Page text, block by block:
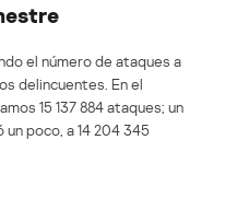
el número de ataques a
delincuentes. En el
15 137 884 ataques; un
poco, a 14 204 345